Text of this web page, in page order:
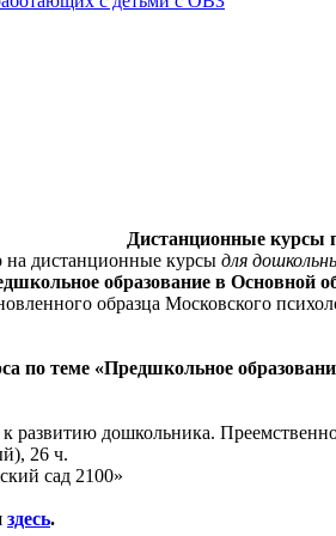
Дистанционные курсы
на дистанционные курсы для
образование в Основной
образца Московского
по теме «Предшкольное
развитию дошкольника.
26 ч.
сад 2100»
здесь.